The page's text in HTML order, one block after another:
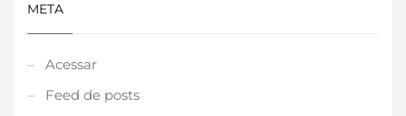
META
Acessar
Feed de posts